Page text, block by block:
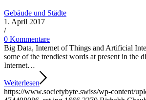
Gebäude und Städte
1. April 2017
/
0 Kommentare
Big Data, Internet of Things and Artificial
some of the trendiest words at present in the
Internet…
Weiterlesen
https://www.societybyte.swiss/wp-content/